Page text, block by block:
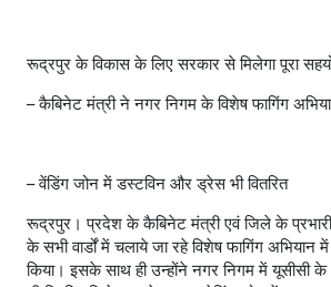
रूद्रपुर के विकास के लिए सरकार से मिलेगा पूरा
– कैबिनेट मंत्री ने नगर निगम के विशेष फागिंग
– वेंडिंग जोन में डस्टविन और ड्रेस भी वितरित
रूद्रपुर। प्रदेश के कैबिनेट मंत्री एवं जिले के
के सभी वार्डों में चलाये जा रहे विशेष फागिंग अभियान में
किया। इसके साथ ही उन्होंने नगर निगम में यूसीसी के